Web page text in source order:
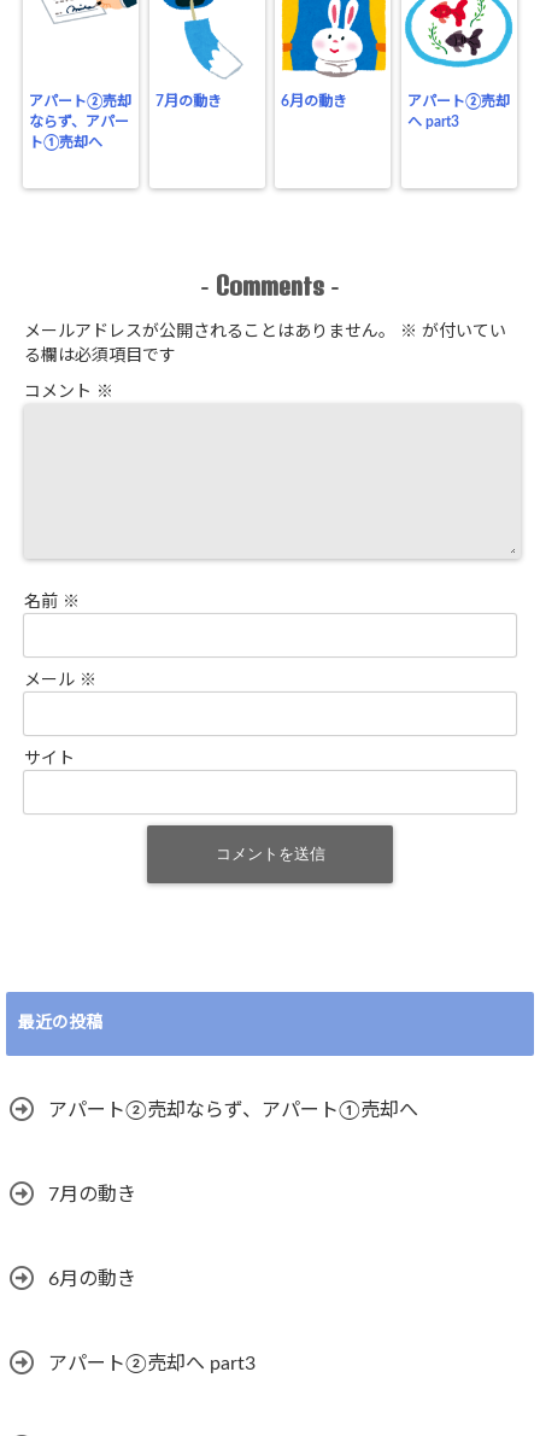
アパート②売却
ならず、アパー
ト①売却へ
7月の動き 6月の動き
アパート②売却
へ part3
- Comments -
メールアドレスが公開されることはありません。 ※ が付いてい
る欄は必須項目です
コメント ※
名前 ※
メール ※
サイト
最近の投稿
アパート②売却ならず、アパート①売却へ
7月の動き
6月の動き
アパート②売却へ part3